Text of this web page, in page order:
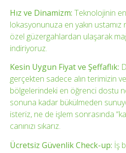
Hız ve Dinamizm: Teknolojinin
lokasyonunuza en yakın ustamız
özel güzergahlardan ulaşarak
indiriyoruz.
Kesin Uygun Fiyat ve Şeffaflık:
gerçekten sadece alın terimizin
bölgelerindeki en öğrenci dostu
sonuna kadar bükülmeden
isteriz, ne de işlem sonrasında
canınızı sıkarız.
Ücretsiz Güvenlik Check-up: İş